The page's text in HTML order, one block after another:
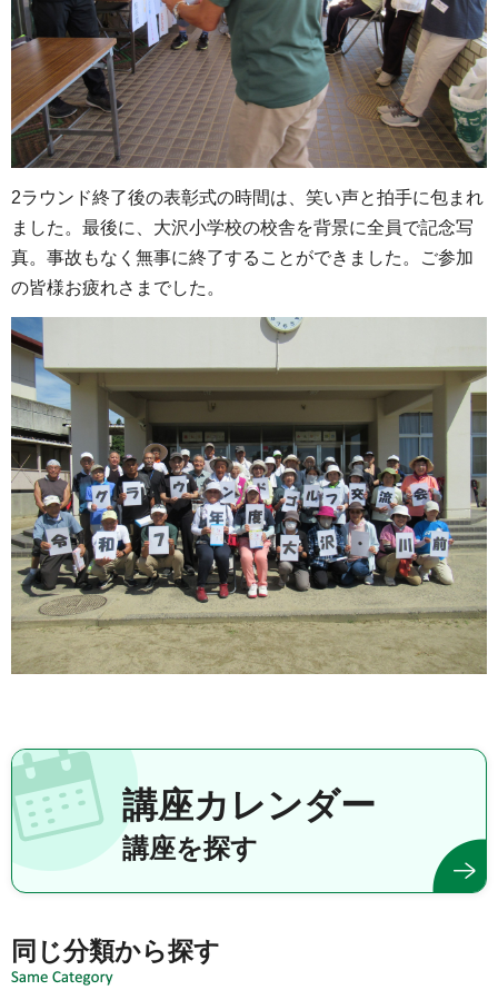
2ラウンド終了後の表彰式の時間は、笑い声と拍手に包まれ
ました。最後に、大沢小学校の校舎を背景に全員で記念写
真。事故もなく無事に終了することができました。ご参加
の皆様お疲れさまでした。
講座カレンダー
講座を探す
同じ分類から探す